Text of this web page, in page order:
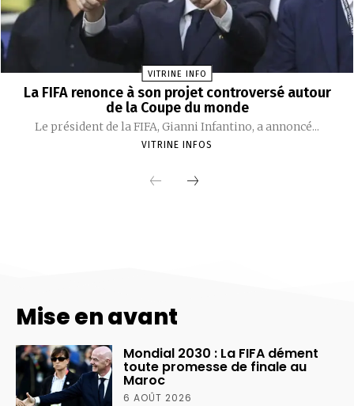
Mise en avant
Mondial 2030 : La FIFA dément
toute promesse de finale au
Maroc
6 AOÛT 2026